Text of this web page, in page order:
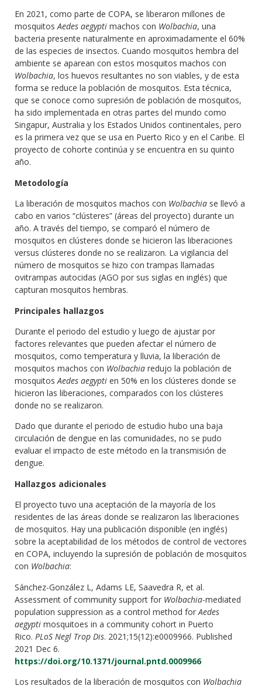
En 2021, como parte de COPA, se liberaron millones de
mosquitosAedes aegypti machos con Wolbachia, una
bacteria presente naturalmente en aproximadamente el 60%
de las especies de insectos. Cuando mosquitos hembra del
ambiente se aparean con estos mosquitos machos con
Wolbachia, los huevos resultantes no son viables, y de esta
forma se reduce la población de mosquitos. Esta técnica,
que se conoce como supresión de población de mosquitos,
ha sido implementada en otras partes del mundo como
Singapur, Australia y los Estados Unidos continentales, pero
es la primera vez que se usa en Puerto Rico y en el Caribe. El
proyecto de cohorte continúa y se encuentra en su quinto
año.
Metodología
La liberación de mosquitos machos con Wolbachia se llevó a
cabo en varios “clústeres” (áreas del proyecto) durante un
año. A través del tiempo, se comparó el número de
mosquitos en clústeres donde se hicieron las liberaciones
versus clústeres donde no se realizaron. La vigilancia del
número de mosquitos se hizo con trampas llamadas
ovitrampas autocidas (AGO por sus siglas en inglés) que
capturan mosquitos hembras.
Principales hallazgos
Durante el periodo del estudio y luego de ajustar por
factores relevantes que pueden afectar el número de
mosquitos, como temperatura y lluvia, la liberación de
mosquitos machos con Wolbachia redujo la población de
mosquitosAedes aegypti en 50% en los clústeres donde se
hicieron las liberaciones, comparados con los clústeres
donde no se realizaron.
Dado que durante el periodo de estudio hubo una baja
circulación de dengue en las comunidades, no se pudo
evaluar el impacto de este método en la transmisión de
dengue.
Hallazgos adicionales
El proyecto tuvo una aceptación de la mayoría de los
residentes de las áreas donde se realizaron las liberaciones
de mosquitos. Hay una publicación disponible (en inglés)
sobre la aceptabilidad de los métodos de control de vectores
en COPA, incluyendo la supresión de población de mosquitos
con Wolbachia:
Sánchez-González L, Adams LE, Saavedra R, et al.
Assessment of community support for Wolbachia-mediated
population suppression as a control method for Aedes
aegypti mosquitoes in a community cohort in Puerto
Rico. PLoS Negl Trop Dis. 2021;15(12):e0009966. Published
2021 Dec 6.
https://doi.org/10.1371/journal.pntd.0009966
Los resultados de la liberación de mosquitos con Wolbachia